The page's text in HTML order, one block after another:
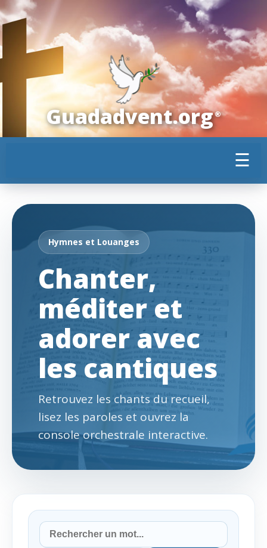
Guadadvent.org®
☰
Hymnes et Louanges
Chanter,
méditer et
adorer avec
les cantiques
Retrouvez les chants du recueil,
lisez les paroles et ouvrez la
console orchestrale interactive.